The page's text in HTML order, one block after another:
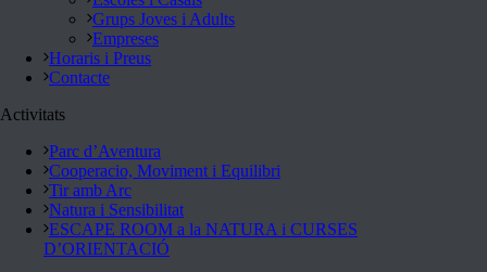
Grups Joves i Adults
Empreses
Horaris i Preus
Contacte
Activitats
Parc d’Aventura
Cooperacio, Moviment i Equilibri
Tir amb Arc
Natura i Sensibilitat
ESCAPE ROOM a la NATURA i CURSES
D’ORIENTACIÓ